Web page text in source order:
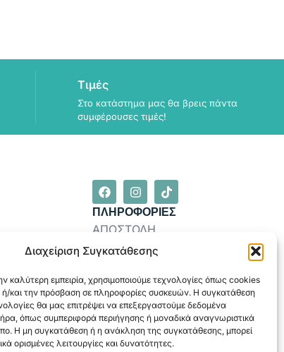
Διαχείριση Συγκατάθεσης
καλύτερη εμπειρία, χρησιμοποιούμε τεχνολογίες όπως cookies
ή/και την πρόσβαση σε πληροφορίες συσκευών. Η συγκατάθεση
θα μας επιτρέψει να επεξεργαστούμε δεδομένα
όπως συμπεριφορά περιήγησης ή μοναδικά αναγνωριστικά
Η μη συγκατάθεση ή η ανάκληση της συγκατάθεσης, μπορεί
ορισμένες λειτουργίες και δυνατότητες.
Τιμές
Στο κατάστημα μας θα βρεις πάντα
συμφέρουσες τιμές!
ΠΛΗΡΟΦΟΡΙΕΣ
ΑΠΟΣΤΟΛΗ
ΕΞΟΦΛΗΣΗ